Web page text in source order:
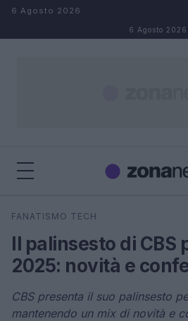
Salta al contenuto
6 Agosto 2026
6 Agosto 2026
Cerca
FANATISMO TECH
Il palinsesto di CBS
2025: novità e
CBS presenta il suo palinsesto
mantenendo un mix di novità e